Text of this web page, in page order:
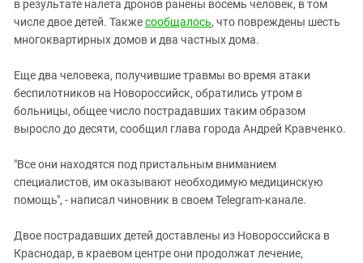
Южный Кавказ
ЮФО
в результате налета дронов ранены восемь человек, в том
числе двое детей. Такжесообщалось, что повреждены шесть
многоквартирных домов и два частных дома.
Еще два человека, получившие травмы во время атаки
беспилотников на Новороссийск, обратились утром в
больницы, общее число пострадавших таким образом
выросло до десяти, сообщил глава города Андрей Кравченко.
"Все они находятся под пристальным вниманием
специалистов, им оказывают необходимую медицинскую
помощь", - написал чиновник в своем Telegram-канале.
Двое пострадавших детей доставлены из Новороссийска в
Краснодар, в краевом центре они продолжат лечение,